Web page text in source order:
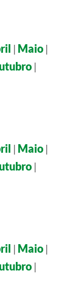
| Maio |
|
| Maio |
|
| Maio |
|